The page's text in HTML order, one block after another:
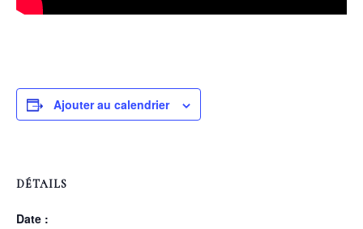
Ajouter au calendrier
DÉTAILS
Date :